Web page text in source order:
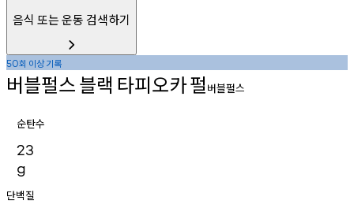
음식 또는 운동 검색하기
50회 이상기록
버블펄스블랙 타피오카펄 버블펄스
순탄수
23
g
단백질